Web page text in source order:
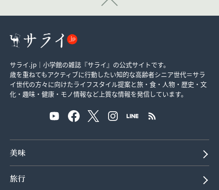
サライ.jp｜小学館の雑誌『サライ』の公式サイトです。
歳を重ねてもアクティブに行動したい知的な高齢者シニア世代＝サラ
イ世代の方々に向けたライフスタイル提案と旅・食・人物・歴史・文
化・趣味・健康・モノ情報など上質な情報を発信しています。
美味
旅行